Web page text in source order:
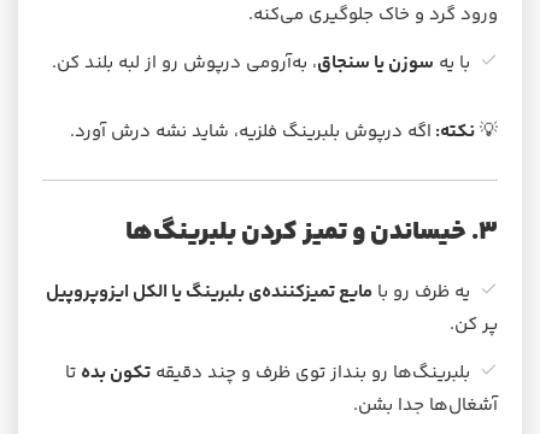
ورود گرد و خاک جلوگیری می‌کنه.
با یه سوزن یا سنجاق، به‌آرومی درپوش رو از لبه بلند کن.
💡نکته: اگه درپوش بلبرینگ فلزیه، شاید نشه درش آورد.
۳. خیساندن و تمیز کردن بلبرینگ‌ها
یه ظرف رو با مایع تمیزکننده‌ی بلبرینگ یا الکل ایزوپروپیل
پر کن.
بلبرینگ‌ها رو بنداز توی ظرف و چند دقیقه تکون بده تا
آشغال‌ها جدا بشن.